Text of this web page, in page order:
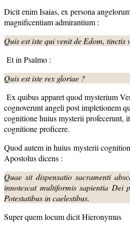
Dicit enim Isaias, ex persona
magnificentiam admirantium :
Quis est iste qui venit de Edom, tinctis
Et in Psalmo :
Quis est iste rex gloriae ?
Ex quibus apparet quod mysterium
cognoverunt angeli post impletionem
cognitione huius mysterii profecerunt,
cognitione proficere.
Quod autem in huius mysterii
Apostolus dicens :
Quae sit dispensatio sacramenti
innotescat multiformis sapientia Dei
Potestatibus in caelestibus.
Super quem locum dicit Hieronymus